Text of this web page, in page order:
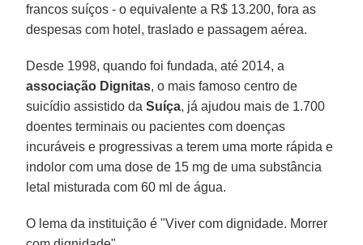
francos suíços - o equivalente a R$ 13.200, fora as
despesas com hotel, traslado e passagem aérea.
Desde 1998, quando foi fundada, até 2014, a
associação Dignitas, o mais famoso centro de
suicídio assistido daSuíça, já ajudou mais de 1.700
doentes terminais ou pacientes com doenças
incuráveis e progressivas a terem uma morte rápida e
indolor com uma dose de 15 mg de uma substância
letal misturada com 60 ml de água.
O lema da instituição é "Viver com dignidade. Morrer